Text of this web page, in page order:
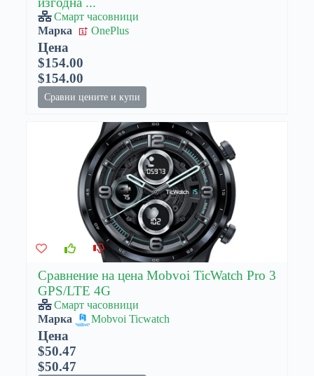
Смарт часовници
Марка
OnePlus
Цена
$154.00
$154.00
Сравни цените и купи
Сравнение на цена Mobvoi TicWatch Pro 3
GPS/LTE 4G
Смарт часовници
Марка
Mobvoi Ticwatch
Цена
$50.47
$50.47